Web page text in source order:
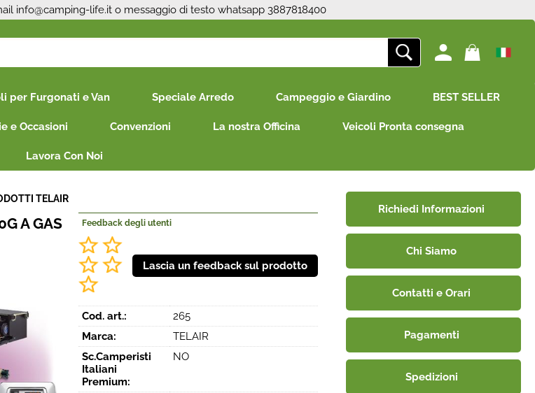
info@camping-life.it o messaggio di testo whatsapp 3887818400
Per completare l'ordine inserisci
poi clicca sul pulsante "Accedi"
Hai perso la password?
Se non sei ancora registrato sul
"Registrati"
per Furgonati e Van Speciale Arredo Campeggio e Giardino BEST SELLER
e Occasioni Convenzioni La nostra Officina Veicoli Pronta consegna
Lavora Con Noi
TELAIR
A GAS Feedback degli utenti
Cod. art.:
265
Marca:
TELAIR
Sc.Camperisti
Italiani
Premium:
NO
Richiedi Informazioni
Chi Siamo
Contatti e Orari
Pagamenti
Spedizioni